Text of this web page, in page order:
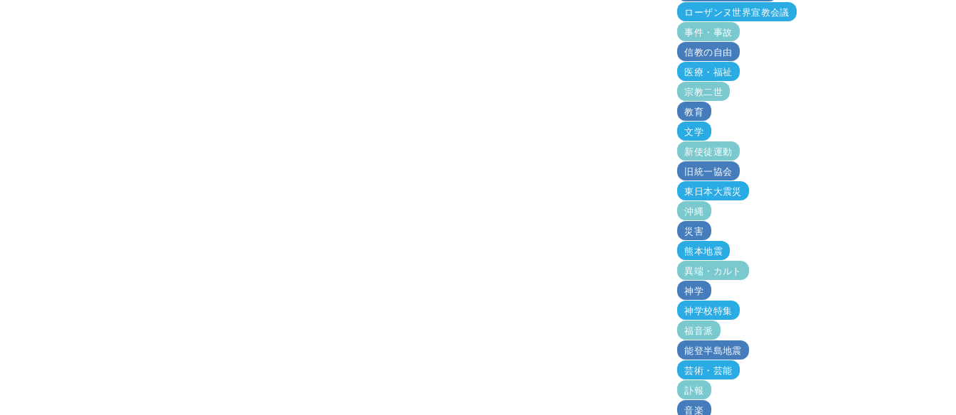
ローザンヌ世界宣教会議
事件・事故
信教の自由
医療・福祉
宗教二世
教育
文学
新使徒運動
旧統一協会
東日本大震災
沖縄
災害
熊本地震
異端・カルト
神学
神学校特集
福音派
能登半島地震
芸術・芸能
訃報
音楽